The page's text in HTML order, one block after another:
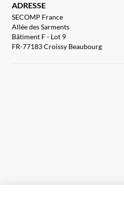
ADRESSE
SECOMP France
Allée des Sarments
Bâtiment F - Lot 9
FR-77183 Croissy Beaubourg